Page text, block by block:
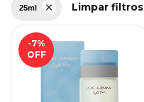
25ml Limpar filtros
-7%
OFF